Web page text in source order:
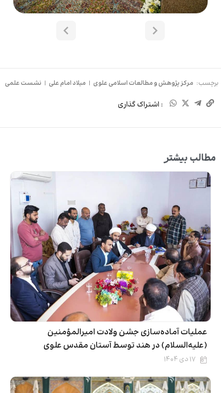
برچسب: مرکز پژوهش و مطالعات اسلامی علوی | میلاد امام علی | نشست علمی
: اشتراک گذاری
مطالب بیشتر
عملیات آماده‌سازی جشن ولادت امیرالمؤمنین
(علیه‌السلام) در هند توسط آستان مقدس علوی
۱۷ دی ۱۴۰۴